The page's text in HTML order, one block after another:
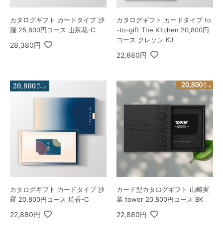
カタログギフト カードタイプ 沙
羅 25,800円コース 山茶花-C
28,380円
カタログギフト カードタイプ to
-to-gift The Kitchen 20,800円
コース クレソン KJ
22,880円
カタログギフト カードタイプ 沙
羅 20,800円コース 瑞香-C
22,880円
カード型カタログギフト 山崎実
業 tower 20,800円コース BK
22,880円